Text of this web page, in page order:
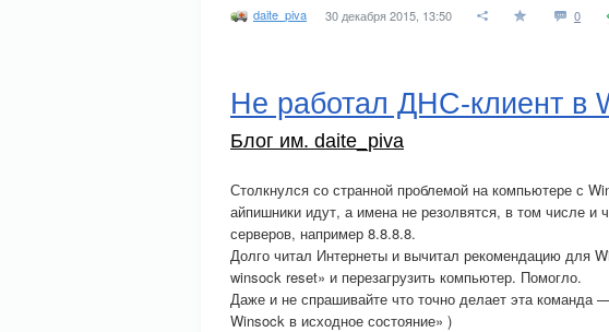
daite_piva 30 декабря 2015, 13:50 0
Не работал ДНС-клиент в
Блог им. daite_piva
Столкнулся со странной проблемой на компьютере с
айпишники идут, а имена не резолвятся, в том числе и
серверов, например 8.8.8.8.
Долго читал Интернеты и вычитал рекомендацию для
winsock reset» и перезагрузить компьютер. Помогло.
Даже и не спрашивайте что точно делает эта команда
Winsock в исходное состояние» )